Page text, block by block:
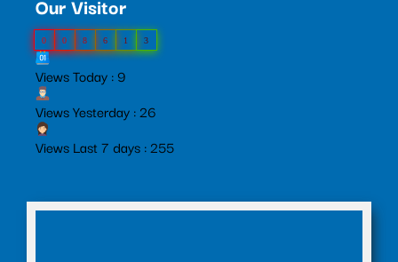
Our Visitor
0 0 8 6 1 3
Views Today : 9
Views Yesterday : 26
Views Last 7 days : 255